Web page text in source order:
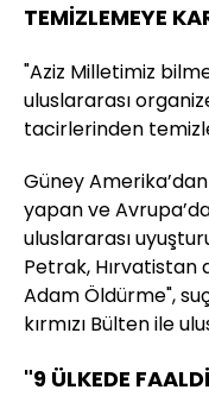
TEMİZLEMEYE
"Aziz Milletimiz
uluslararası
tacirlerinden
Güney
yapan ve
uluslararası
Petrak, Hırvatistan
Adam Öldürme",
kırmızı Bülten ile
"9 ÜLKEDE